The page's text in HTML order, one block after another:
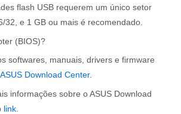
flash USB requerem um único setor
32, e 1 GB ou mais é recomendado.
(BIOS)?
softwares, manuais, drivers e firmware
ASUS Download Center.
informações sobre o ASUS Download
link.